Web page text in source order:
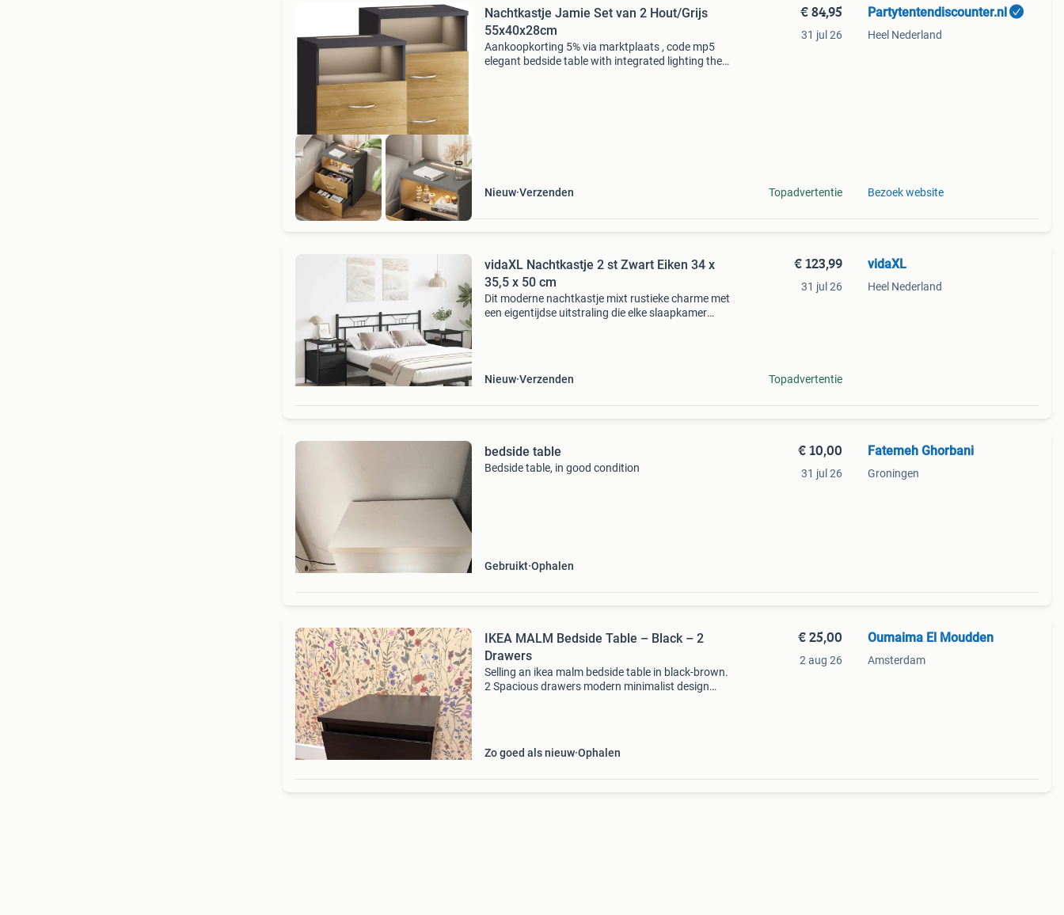
Nachtkastje Jamie Set van 2 Hout/Grijs
55x40x28cm
Aankoopkorting 5% via marktplaats , code mp5
elegant bedside table with integrated lighting the
Nieuw Verzenden
€ 84,95
31 jul 26
Topadvertentie
Partytentendiscounter.nl
Heel Nederland
Bezoek website
vidaXL Nachtkastje 2 st Zwart Eiken 34 x
35,5 x 50 cm
Dit moderne nachtkastje mixt rustieke charme met
een eigentijdse uitstraling die elke slaapkamer
Nieuw Verzenden
€ 123,99
31 jul 26
Topadvertentie
vidaXL
Heel Nederland
bedside table
Bedside table, in good condition
Gebruikt Ophalen
€ 10,00
31 jul 26
Fatemeh Ghorbani
Groningen
IKEA MALM Bedside Table – Black – 2
Drawers
Selling an ikea malm bedside table in black-brown.
2 Spacious drawers modern minimalist design
Zo goed als nieuw Ophalen
€ 25,00
2 aug 26
Oumaima El Moudden
Amsterdam